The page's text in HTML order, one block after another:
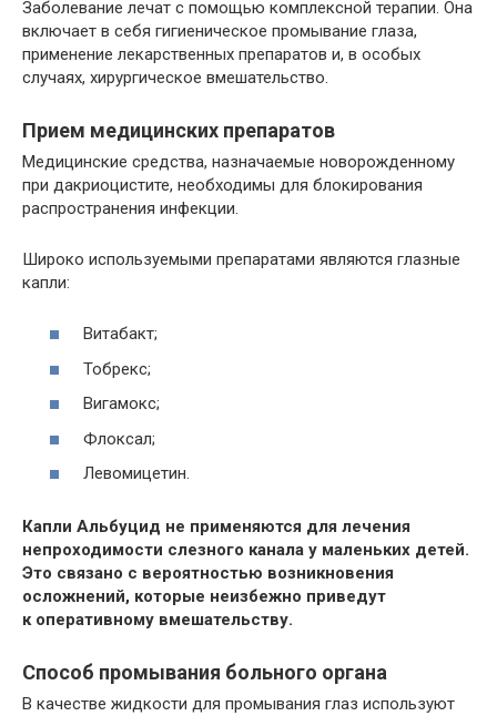
Заболевание лечат с помощью комплексной терапии. Она
включает в себя гигиеническое промывание глаза,
применение лекарственных препаратов и, в особых
случаях, хирургическое вмешательство.
Прием медицинских препаратов
Медицинские средства, назначаемые новорожденному
при дакриоцистите, необходимы для блокирования
распространения инфекции.
Широко используемыми препаратами являются глазные
капли:
Витабакт;
Тобрекс;
Вигамокс;
Флоксал;
Левомицетин.
Капли Альбуцид не применяются для лечения
непроходимости слезного канала у маленьких детей.
Это связано с вероятностью возникновения
осложнений, которые неизбежно приведут
к оперативному вмешательству.
Способ промывания больного органа
В качестве жидкости для промывания глаз используют